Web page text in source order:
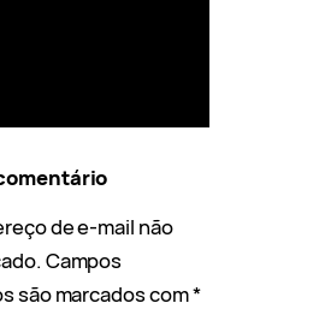
de e-mail não
Campos
são marcados com*